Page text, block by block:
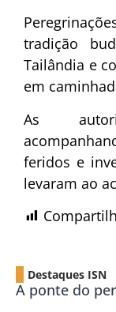
tradição
Tailândia e
em
As
feridos e
levaram ao
Destaques ISN
A ponte do